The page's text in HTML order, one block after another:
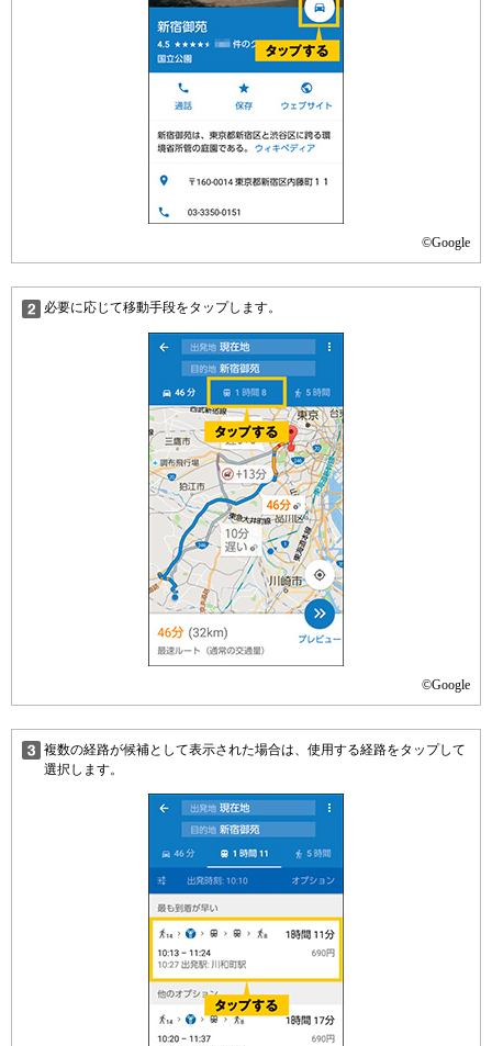
©Google
必要に応じて移動手段をタップします。
©Google
複数の経路が候補として表示された場合は、使用する経路をタップして
選択します。